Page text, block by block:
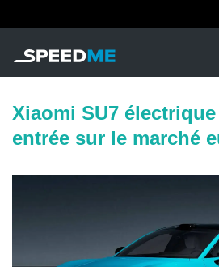
Xiaomi SU7
entrée sur le marché